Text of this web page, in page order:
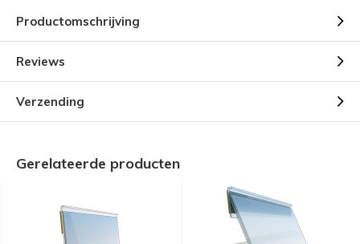
Productomschrijving
Reviews
Verzending
Gerelateerde producten